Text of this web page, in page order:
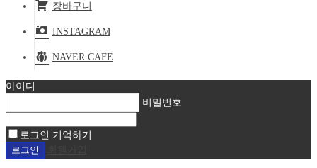
장바구니
INSTAGRAM
NAVER CAFE
아이디
비밀번호
로그인 기억하기